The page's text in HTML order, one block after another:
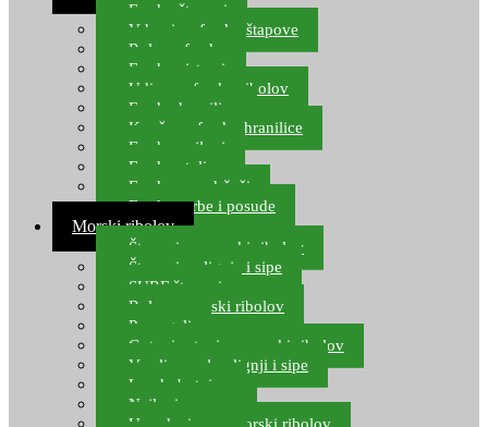
Feeder štapovi
Vrhovi za feeder štapove
Role za feeder
Feeder sistemi
Udice za feeder ribolov
Feeder hranilice
Kopče za feeder hranilice
Feeder najloni
Feeder stolice
Feeder arm držači
Feeder torbe i posude
Morski ribolov
Štapovi za morski ribolov
Štapovi za lignje i sipe
SURF štapovi
Role za morski ribolov
Parangali
Gotovi setovi za morski ribolov
Varalice za lov lignji i sipe
Lov hobotnice
Najloni za more